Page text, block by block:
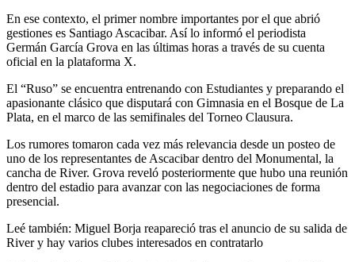
En ese contexto, el primer nombre importantes por el que abrió
gestiones es Santiago Ascacibar. Así lo informó el periodista
Germán García Grova en las últimas horas a través de su cuenta
oficial en la plataforma X.
El “Ruso” se encuentra entrenando con Estudiantes y preparando el
apasionante clásico que disputará con Gimnasia en el Bosque de La
Plata, en el marco de las semifinales del Torneo Clausura.
Los rumores tomaron cada vez más relevancia desde un posteo de
uno de los representantes de Ascacibar dentro del Monumental, la
cancha de River. Grova reveló posteriormente que hubo una reunión
dentro del estadio para avanzar con las negociaciones de forma
presencial.
Leé también: Miguel Borja reapareció tras el anuncio de su salida de
River y hay varios clubes interesados en contratarlo